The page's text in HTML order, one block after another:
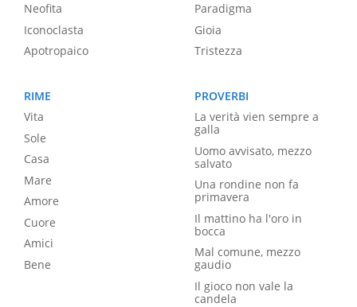
Neofita
Iconoclasta
Apotropaico
Paradigma
Gioia
Tristezza
RIME
Vita
Sole
Casa
Mare
Amore
Cuore
Amici
Bene
PROVERBI
La verità vien sempre a
galla
Uomo avvisato, mezzo
salvato
Una rondine non fa
primavera
Il mattino ha l'oro in
bocca
Mal comune, mezzo
gaudio
Il gioco non vale la
candela